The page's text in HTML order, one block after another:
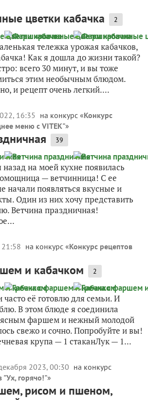
цветки кабачка 2
тележка урожая кабачков,
Как я дошла до жизни такой?
всего 30 минут, и вы тоже
этим необычным блюдом.
и рецепт очень легкий....
16:35 на конкурс «Конкурс
меню с VITEK"»
39
на моей кухне появилась
— ветчинница! С ее
начали появляться вкусные и
Один из них хочу представить
Ветчина праздничная!
на конкурс «Конкурс рецептов
и кабачком 2
её готовлю для семьи. И
В этом блюде я соединила
фаршем и нежный молодой
свежо и сочно. Попробуйте и вы!
крупа — 1 стаканЛук — 1...
2023, 00:30 на конкурс
"Ух, горячо!"»
рисом и пшеном,